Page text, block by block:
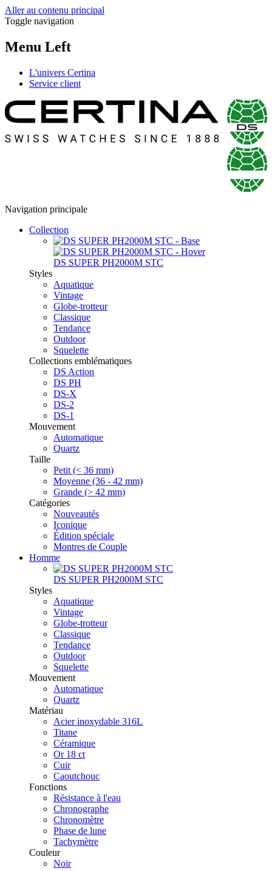
Aller au contenu principal
Toggle navigation
Menu Left
L'univers Certina
Service client
Navigation principale
Collection
DS SUPER PH2000M STC
Styles
Aquatique
Vintage
Globe-trotteur
Classique
Tendance
Outdoor
Squelette
Collections emblématiques
DS Action
DS PH
DS-X
DS-2
DS-1
Mouvement
Automatique
Quartz
Taille
Petit (< 36 mm)
Moyenne (36 - 42 mm)
Grande (> 42 mm)
Catégories
Nouveautés
Iconique
Édition spéciale
Montres de Couple
Homme
DS SUPER PH2000M STC
Styles
Aquatique
Vintage
Globe-trotteur
Classique
Tendance
Outdoor
Squelette
Mouvement
Automatique
Quartz
Matériau
Acier inoxydable 316L
Titane
Céramique
Or 18 ct
Cuir
Caoutchouc
Fonctions
Résistance à l'eau
Chronographe
Chronomètre
Phase de lune
Tachymètre
Couleur
Noir